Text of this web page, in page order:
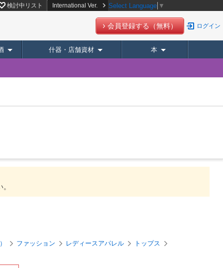
検討中リスト International Ver. Select Language ▼
会員登録する（無料） ログイン
什器・店舗資材 本
ファッション レディースアパレル
トップス